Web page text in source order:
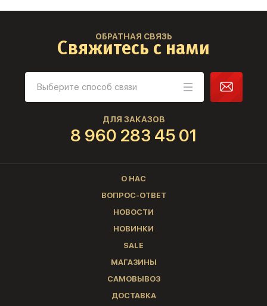
ОБРАТНАЯ СВЯЗЬ
Свяжитесь с нами
ДЛЯ ЗАКАЗОВ
8 960 283 45 01
О НАС
ВОПРОС-ОТВЕТ
НОВОСТИ
НОВИНКИ
SALE
МАГАЗИНЫ
САМОВЫВОЗ
ДОСТАВКА